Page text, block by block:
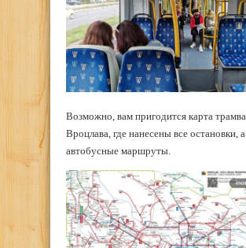
Возможно, вам пригодится карта
Вроцлава, где нанесены все остановки,
автобусные маршруты.